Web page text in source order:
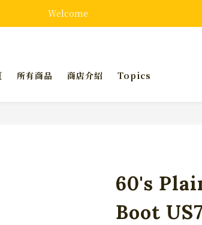
Welcome
所有商品 商店介紹 Topics
60's
Boot